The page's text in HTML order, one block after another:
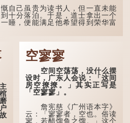
己虽贵为读书人，但一直未能
十分落泊。于是，道士拿出一个
睡，便能满足他希望得到荣华富
空寥寥
空间空荡荡，没什么摆
设时，广东人会说：「这间
房空撩撩。」其实正写是
「空寥寥」。
詹宪慈《广州语本字》
云：「寥寥者，空也。俗读
寥，若醋馏鱼之馏。」这个